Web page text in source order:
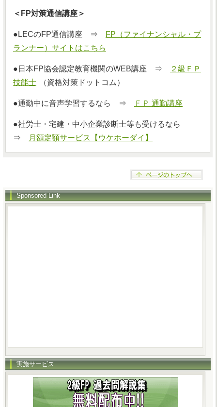
＜FP対策通信講座＞
●LECのFP通信講座 ⇒
FP（ファイナンシャル・プ
ランナー）サイトはこちら
●日本FP協会認定教育機関のWEB講座 ⇒
２級ＦＰ
技能士
（資格対策ドットコム）
●通勤中に音声学習するなら ⇒ ＦＰ 通勤講座
●社労士・宅建・中小企業診断士等も受けるなら
⇒
月額定額サービス【ウケホーダイ】
Sponsored Link
実施サービス